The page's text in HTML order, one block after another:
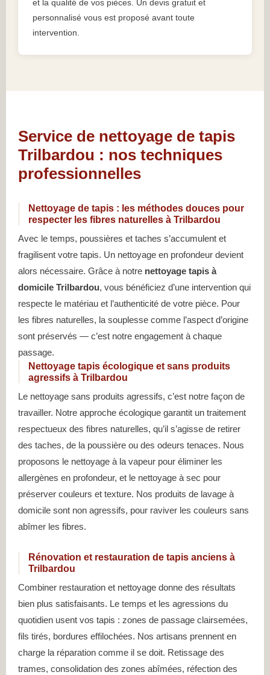
et la qualité de vos pièces. Un devis gratuit et
personnalisé vous est proposé avant toute
intervention.
Service de nettoyage de tapis
Trilbardou : nos techniques
professionnelles
Nettoyage de tapis : les méthodes douces pour
respecter les fibres naturelles à Trilbardou
Avec le temps, poussières et taches s’accumulent et
fragilisent votre tapis. Un nettoyage en profondeur devient
alors nécessaire. Grâce à notre nettoyage tapis à
domicile Trilbardou, vous bénéficiez d’une intervention qui
respecte le matériau et l’authenticité de votre pièce. Pour
les fibres naturelles, la souplesse comme l’aspect d’origine
sont préservés — c’est notre engagement à chaque
passage.
Nettoyage tapis écologique et sans produits
agressifs à Trilbardou
Le nettoyage sans produits agressifs, c’est notre façon de
travailler. Notre approche écologique garantit un traitement
respectueux des fibres naturelles, qu’il s’agisse de retirer
des taches, de la poussière ou des odeurs tenaces. Nous
proposons le nettoyage à la vapeur pour éliminer les
allergènes en profondeur, et le nettoyage à sec pour
préserver couleurs et texture. Nos produits de lavage à
domicile sont non agressifs, pour raviver les couleurs sans
abîmer les fibres.
Rénovation et restauration de tapis anciens à
Trilbardou
Combiner restauration et nettoyage donne des résultats
bien plus satisfaisants. Le temps et les agressions du
quotidien usent vos tapis : zones de passage clairsemées,
fils tirés, bordures effilochées. Nos artisans prennent en
charge la réparation comme il se doit. Retissage des
trames, consolidation des zones abîmées, réfection des